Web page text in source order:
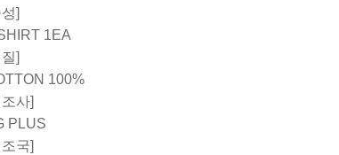
]
1EA
]
100%
사]
PLUS
국]